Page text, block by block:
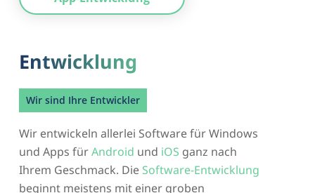
Entwicklung
Wir sind Ihre Entwickler
Wir entwickeln allerlei Software für Windows
und Apps fürAndroid und iOS ganz nach
Ihrem Geschmack. Die Software-Entwicklung
beginnt meistens mit einer groben